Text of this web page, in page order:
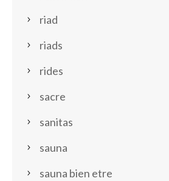
riad
riads
rides
sacre
sanitas
sauna
sauna bien etre